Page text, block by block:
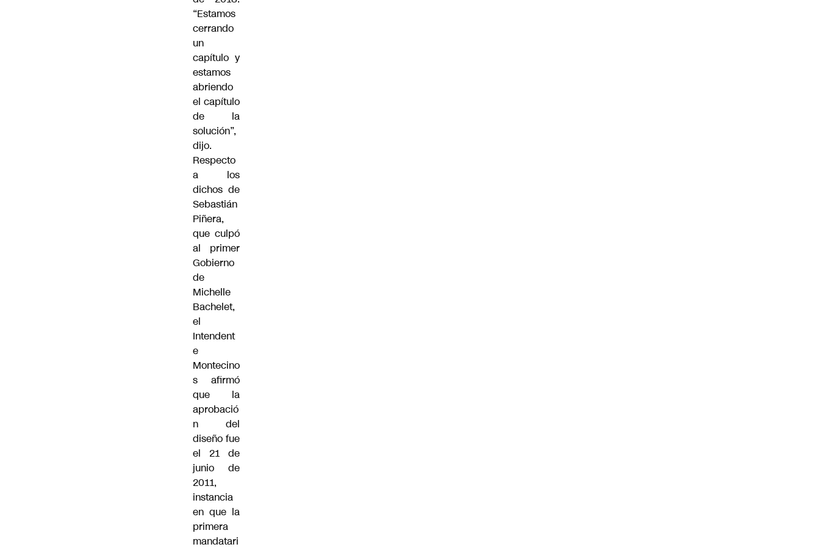
“Estamos
cerrando
un
capítulo y
estamos
abriendo
el capítulo
de la
solución”,
dijo.
Respecto
a los
dichos de
Sebastián
Piñera,
que culpó
al primer
Gobierno
de
Michelle
Bachelet,
el
Intendent
e
Montecino
s afirmó
que la
aprobació
n del
diseño fue
el 21 de
junio de
2011,
instancia
en que la
primera
mandatari